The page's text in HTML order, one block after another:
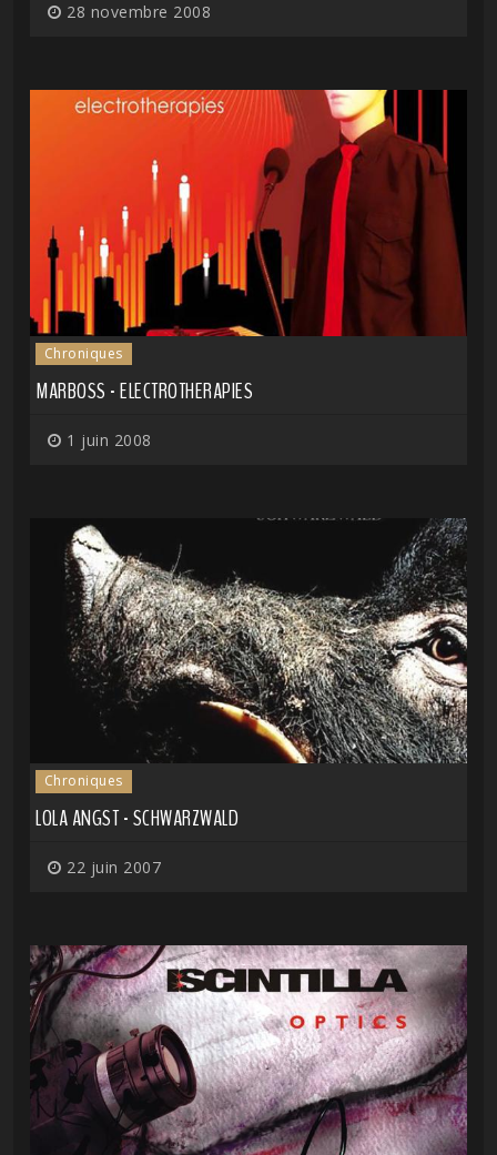
28 novembre 2008
Chroniques
MARBOSS - ELECTROTHERAPIES
1 juin 2008
Chroniques
LOLA ANGST - SCHWARZWALD
22 juin 2007